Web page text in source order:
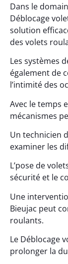
Dans le
Déblocage
solution
des volets
Les systèmes
également de
l’intimité des
Avec le temps
mécanismes
Un technicien
examiner les
L’pose de
sécurité et le
Une
Bieujac peut
roulants.
Le Déblocage
prolonger la